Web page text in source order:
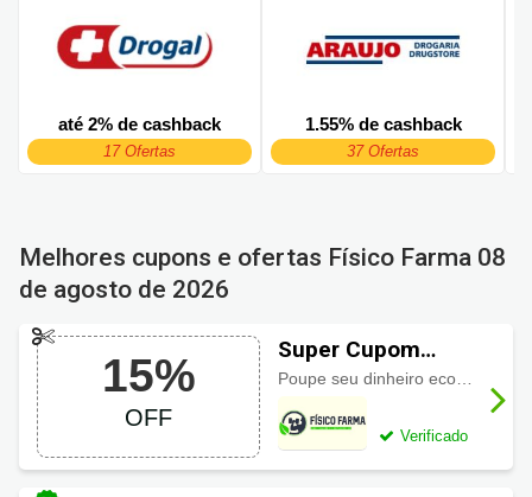
até 2% de cashback
17 Ofertas
1.55% de cashback
37 Ofertas
Melhores cupons e ofertas Físico Farma 08
de agosto de 2026
15%
OFF
Super Cupom
Físico Farma com
15% OFF
Verificado